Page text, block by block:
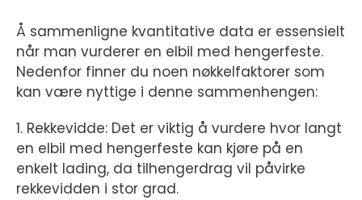
Å sammenligne kvantitative data er essensielt
når man vurderer en elbil med hengerfeste.
Nedenfor finner du noen nøkkelfaktorer som
kan være nyttige i denne sammenhengen:
1. Rekkevidde: Det er viktig å vurdere hvor langt
en elbil med hengerfeste kan kjøre på en
enkelt lading, da tilhengerdrag vil påvirke
rekkevidden i stor grad.